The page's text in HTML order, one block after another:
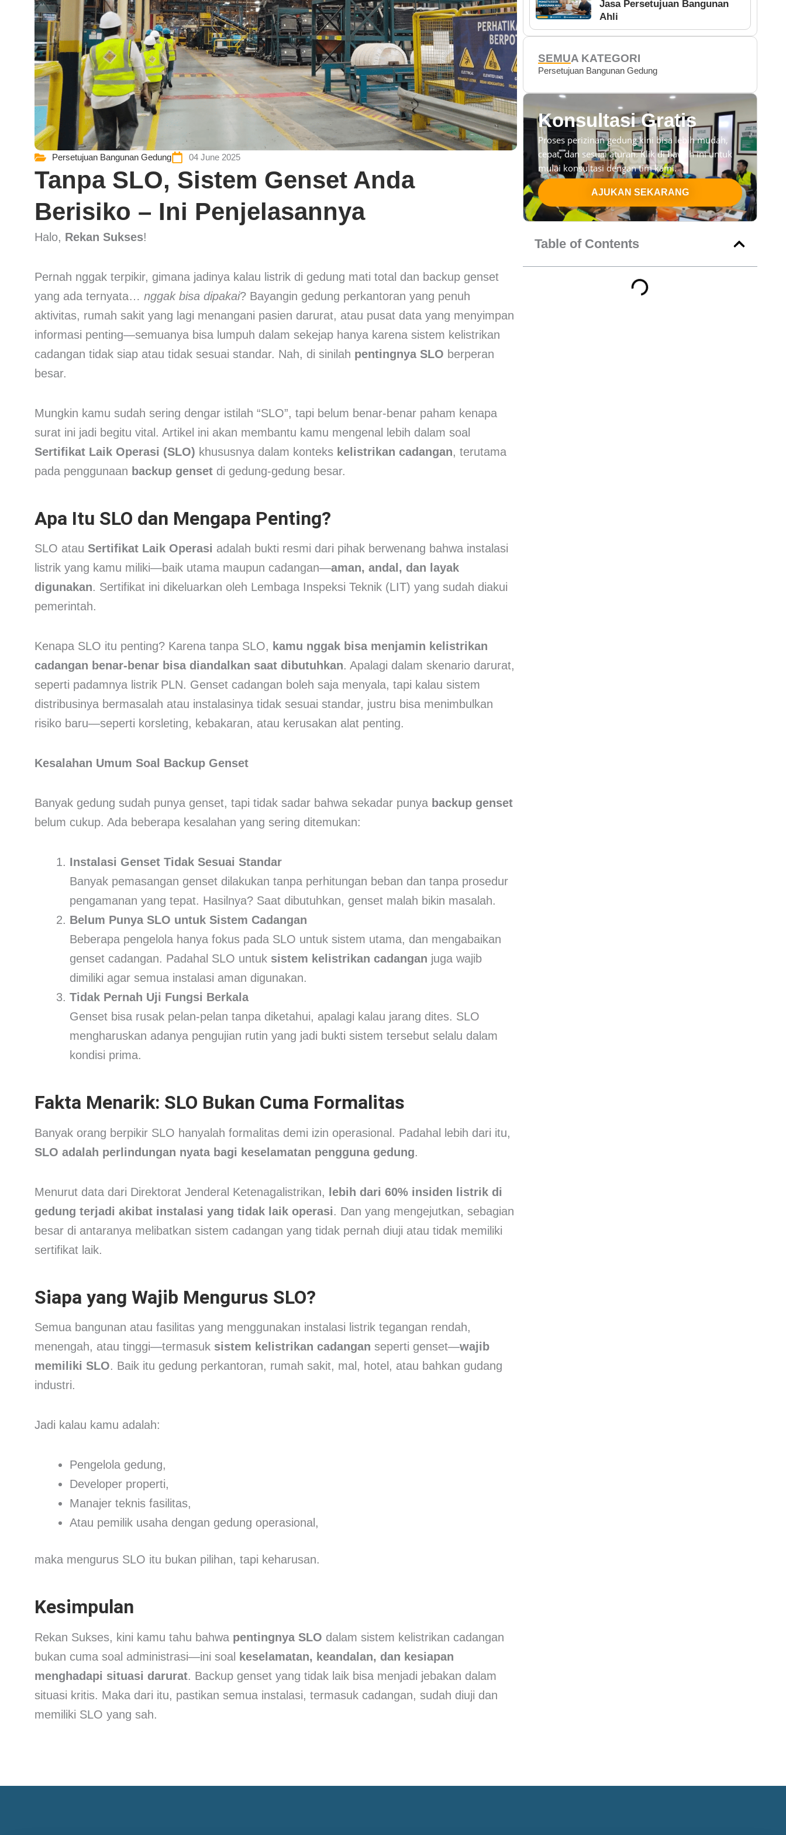
Persetujuan Bangunan Gedung 04 June 2025
Tanpa SLO, Sistem Genset Anda
Berisiko – Ini Penjelasannya
Halo, Rekan Sukses!
Pernah nggak terpikir, gimana jadinya kalau listrik di gedung mati total dan backup genset
yang ada ternyata… nggak bisa dipakai? Bayangin gedung perkantoran yang penuh
aktivitas, rumah sakit yang lagi menangani pasien darurat, atau pusat data yang menyimpan
informasi penting—semuanya bisa lumpuh dalam sekejap hanya karena sistem kelistrikan
cadangan tidak siap atau tidak sesuai standar. Nah, di sinilah pentingnya SLO berperan
besar.
Mungkin kamu sudah sering dengar istilah “SLO”, tapi belum benar-benar paham kenapa
surat ini jadi begitu vital. Artikel ini akan membantu kamu mengenal lebih dalam soal
Sertifikat Laik Operasi (SLO) khususnya dalam konteks kelistrikan cadangan, terutama
pada penggunaan backup gensetdi gedung-gedung besar.
Apa Itu SLO dan Mengapa Penting?
SLO atau Sertifikat Laik Operasi adalah bukti resmi dari pihak berwenang bahwa instalasi
listrik yang kamu miliki—baik utama maupun cadangan—aman, andal, dan layak
digunakan. Sertifikat ini dikeluarkan oleh Lembaga Inspeksi Teknik (LIT) yang sudah diakui
pemerintah.
Kenapa SLO itu penting? Karena tanpa SLO, kamu nggak bisa menjamin kelistrikan
cadangan benar-benar bisa diandalkan saat dibutuhkan. Apalagi dalam skenario darurat,
seperti padamnya listrik PLN. Genset cadangan boleh saja menyala, tapi kalau sistem
distribusinya bermasalah atau instalasinya tidak sesuai standar, justru bisa menimbulkan
risiko baru—seperti korsleting, kebakaran, atau kerusakan alat penting.
Kesalahan Umum Soal Backup Genset
Banyak gedung sudah punya genset, tapi tidak sadar bahwa sekadar punya backup genset
belum cukup. Ada beberapa kesalahan yang sering ditemukan:
Instalasi Genset Tidak Sesuai Standar
Banyak pemasangan genset dilakukan tanpa perhitungan beban dan tanpa prosedur
pengamanan yang tepat. Hasilnya? Saat dibutuhkan, genset malah bikin masalah.
Belum Punya SLO untuk Sistem Cadangan
Beberapa pengelola hanya fokus pada SLO untuk sistem utama, dan mengabaikan
genset cadangan. Padahal SLO untuk sistem kelistrikan cadangan juga wajib
dimiliki agar semua instalasi aman digunakan.
Tidak Pernah Uji Fungsi Berkala
Genset bisa rusak pelan-pelan tanpa diketahui, apalagi kalau jarang dites. SLO
mengharuskan adanya pengujian rutin yang jadi bukti sistem tersebut selalu dalam
kondisi prima.
Fakta Menarik: SLO Bukan Cuma Formalitas
Banyak orang berpikir SLO hanyalah formalitas demi izin operasional. Padahal lebih dari itu,
SLO adalah perlindungan nyata bagi keselamatan pengguna gedung.
Menurut data dari Direktorat Jenderal Ketenagalistrikan,
lebih dari 60% insiden listrik di
gedung terjadi akibat instalasi yang tidak laik operasi. Dan yang mengejutkan, sebagian
besar di antaranya melibatkan sistem cadangan yang tidak pernah diuji atau tidak memiliki
sertifikat laik.
Siapa yang Wajib Mengurus SLO?
Semua bangunan atau fasilitas yang menggunakan instalasi listrik tegangan rendah,
menengah, atau tinggi—termasuk sistem kelistrikan cadangan seperti genset—wajib
memiliki SLO. Baik itu gedung perkantoran, rumah sakit, mal, hotel, atau bahkan gudang
industri.
Jadi kalau kamu adalah:
Pengelola gedung,
Developer properti,
Manajer teknis fasilitas,
Atau pemilik usaha dengan gedung operasional,
maka mengurus SLO itu bukan pilihan, tapi keharusan.
Kesimpulan
Rekan Sukses, kini kamu tahu bahwa pentingnya SLO dalam sistem kelistrikan cadangan
bukan cuma soal administrasi—ini soal
keselamatan, keandalan, dan kesiapan
menghadapi situasi darurat. Backup genset yang tidak laik bisa menjadi jebakan dalam
situasi kritis. Maka dari itu, pastikan semua instalasi, termasuk cadangan, sudah diuji dan
memiliki SLO yang sah.
Jasa Persetujuan Bangunan
Ahli
SEMUA KATEGORI
Persetujuan Bangunan Gedung
Konsultasi Gratis
Proses perizinan gedung kini bisa lebih mudah,
cepat, dan sesuai aturan. Klik di bawah ini untuk
mulai konsultasi dengan tim kami.
AJUKAN SEKARANG
Table of Contents